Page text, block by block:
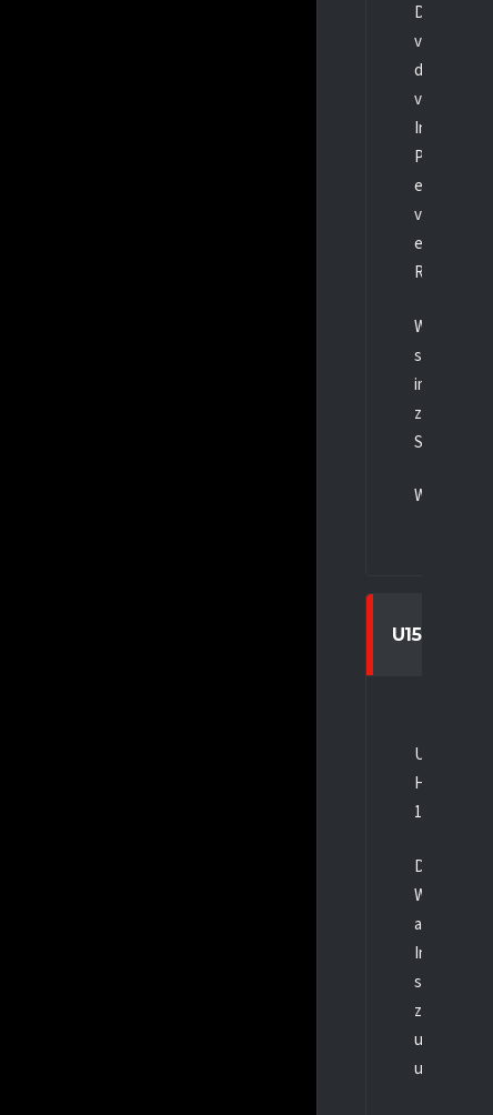
Die erste
von
das Spiel
von
In der
einem Pass
von
einem
Ratinger
Wir sind
sieben
im
Wir freuen
U15 B SPG
Unsere
10:3
Die erste
Wiehl
aus. Dann
In der
schoss kein
zwei Tore,
uns aber
uns,